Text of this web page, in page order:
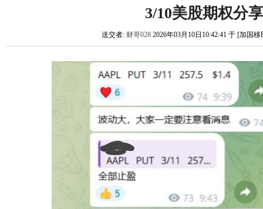
3/10美股期权分享
送交者: 财哥0282026年03月10日10:42:41 于 [加国